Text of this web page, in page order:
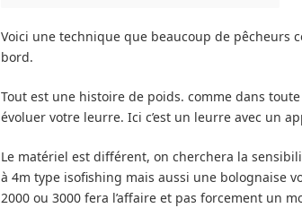
Voici une technique que beaucoup de pêcheurs
bord.
Tout est une histoire de poids. comme dans
évoluer votre leurre. Ici c’est un leurre avec un
Le matériel est différent, on cherchera la
à 4m type isofishing mais aussi une bolognaise
2000 ou 3000 fera l’affaire et pas forcement un